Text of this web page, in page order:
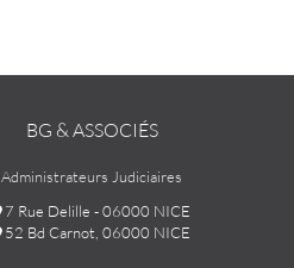
BG & ASSOCIÉS
Administrateurs Judiciaires
7 Rue Delille - 06000 NICE
52 Bd Carnot, 06000 NICE